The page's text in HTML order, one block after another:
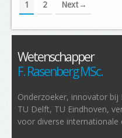
1 2 Next
Wetenschapper
F. Rasenberg MSc.
Onderzoeker, innovator bij
TU Delft, TU Eindhoven,
voor diverse internationale